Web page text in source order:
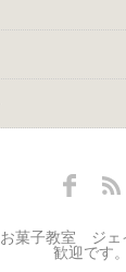
菓子教室 ジェ
歓迎です。